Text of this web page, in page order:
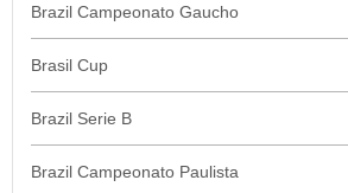
Brazil Campeonato Gaucho
Brasil Cup
Brazil Serie B
Brazil Campeonato Paulista